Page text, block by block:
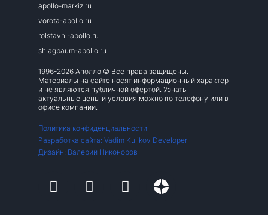
apollo-markiz.ru
vorota-apollo.ru
rolstavni-apollo.ru
shlagbaum-apollo.ru
1996-2026 Аполло © Все права защищены.
Материалы на сайте носят информационный характер
и не являются публичной офертой. Узнать
актуальные цены и условия можно по телефону или в
офисе компании.
Политика конфиденциальности
Разработка сайта: Vadim Kulikov Developer
Дизайн: Валерий Никоноров